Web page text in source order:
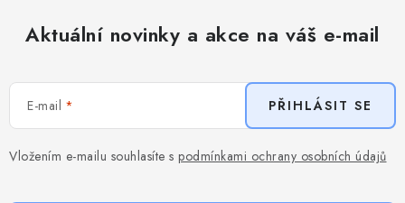
Aktuální novinky a akce na váš e-mail
E-mail
Vložením e-mailu souhlasíte s podmínkami ochrany osobních údajů
PŘIHLÁSIT SE